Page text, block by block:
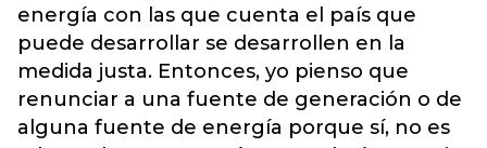
energía con las que cuenta el país que
puede desarrollar se desarrollen en la
medida justa. Entonces, yo pienso que
renunciar a una fuente de generación o de
alguna fuente de energía porque sí, no es